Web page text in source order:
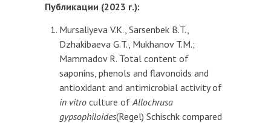
Публикации (2023 г.):
Mursaliyeva V.K., Sarsenbek B.T.,
Dzhakibaeva G.T., Mukhanov T.M.;
Mammadov R. Total content of
saponins, phenols and flavonoids and
antioxidant and antimicrobial activity of
in vitro culture ofAllochrusa
gypsophiloides(Regel) Schischk compared